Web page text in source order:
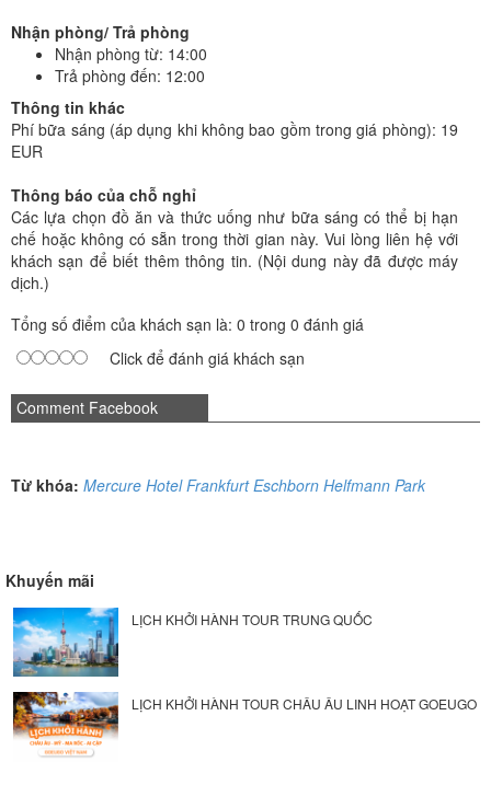
Nhận phòng/ Trả phòng
Nhận phòng từ: 14:00
Trả phòng đến: 12:00
Thông tin khác
Phí bữa sáng (áp dụng khi không bao gồm trong giá phòng): 19
EUR
Thông báo của chỗ nghỉ
Các lựa chọn đồ ăn và thức uống như bữa sáng có thể bị hạn
chế hoặc không có sẵn trong thời gian này. Vui lòng liên hệ với
khách sạn để biết thêm thông tin. (Nội dung này đã được máy
dịch.)
Tổng số điểm của khách sạn là: 0 trong 0 đánh giá
Click để đánh giá khách sạn
Comment Facebook
Từ khóa: Mercure Hotel Frankfurt Eschborn Helfmann Park
Khuyến mãi
LỊCH KHỞI HÀNH TOUR TRUNG QUỐC
LỊCH KHỞI HÀNH TOUR CHÂU ÂU LINH HOẠT GOEUGO